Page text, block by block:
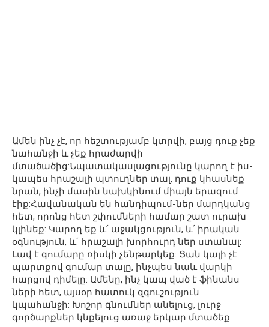
Ամեն ինչ չէ, որ հեշտությամբ կտրվի, բայց դուք չեք
նահանջի և չեք հրաժարվի
մտածածից:Նպատակասլացությունը կարող է իս-
կապես հրաշալի պտուղներ տալ, դուք կհասնեք
նրան, ինչի մասին նախկինում միայն երազում
էիք:Հավանական են հանդիպում-ներ մարդկանց
հետ, որոնց հետ շփումների համար շատ ուրախ
կլինեք: Կարող եք և՛ աջակցություն, և՛ իրական
օգնություն, և՛ հրաշալի խորհուրդ ներ ստանալ:
Լավ է գումարը ռիսկի չենթարկեք: Ցան կալի չէ
պարտքով գումար տալը, ինչպես նաև վարկի
հարցով դիմելը: Ամենը, ինչ կապ ված է ֆինանս
ների հետ, այսօր հատուկ զգուշություն
կպահանջի: Խոշոր գնումներ անելուց, լուրջ
գործարքներ կնքելուց առաջ երկար մտածեք: